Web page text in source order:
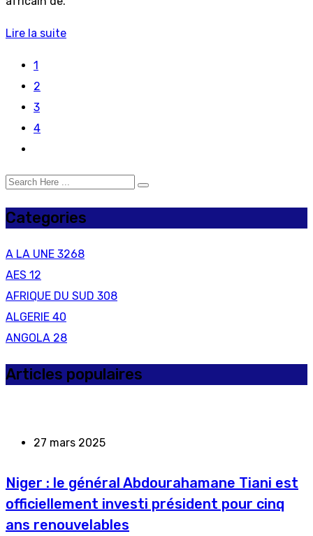
Lire la suite
1
2
3
4
Categories
A LA UNE 3268
AES 12
AFRIQUE DU SUD 308
ALGERIE 40
ANGOLA 28
Articles populaires
27 mars 2025
Niger : le général Abdourahamane Tiani est
officiellement investi président pour cinq
ans renouvelables